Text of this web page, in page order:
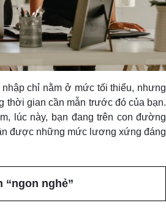
chỉ nằm ở mức tối thiểu, nhưng
thời gian cần mẫn trước đó của bạn.
lúc này, bạn đang trên con đường
được những mức lương xứng đáng
“ngon nghẻ”